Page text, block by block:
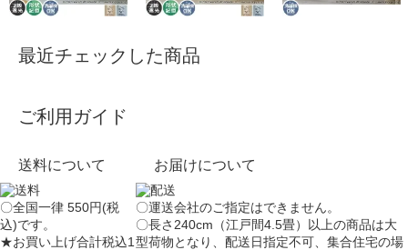
最近チェックした商品
ご利用ガイド
送料について
〇全国一律 550円(税
込)です。
★お買い上げ合計税込1
お届けについて
〇運送会社のご指定はできません。
〇長さ240cm（江戸間4.5畳）以上の商品は大
型荷物となり、配送日指定不可 、集合住宅の場